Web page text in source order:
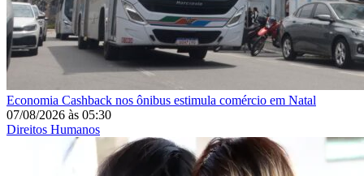
Economia Cashback nos ônibus estimula comércio em Natal
07/08/2026 às 05:30
Direitos Humanos